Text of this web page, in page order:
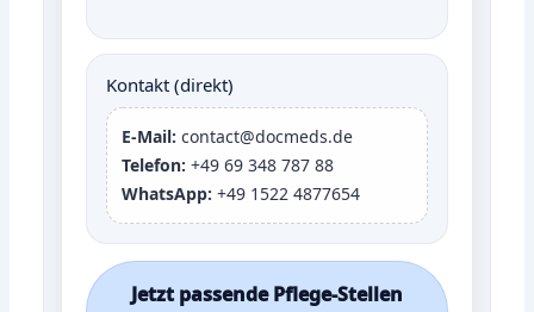
Kontakt (direkt)
E-Mail: contact@docmeds.de
Telefon: +49 69 348 787 88
WhatsApp: +49 1522 4877654
Jetzt passende Pflege-Stellen